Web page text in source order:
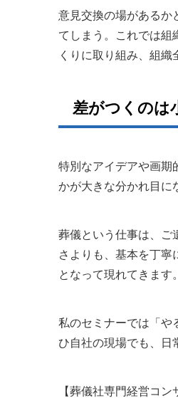
意見交換の場があるか
てしまう。これでは組
くりに取り組み、組織
差がつくのは
特別なアイデアや画期
かが大きな分かれ目に
葬儀という仕事は、ご
さよりも、基本を丁
となって現れてきます。
私のセミナーでは「や
ひ自社の現場でも、日
【葬儀社専門経営コ